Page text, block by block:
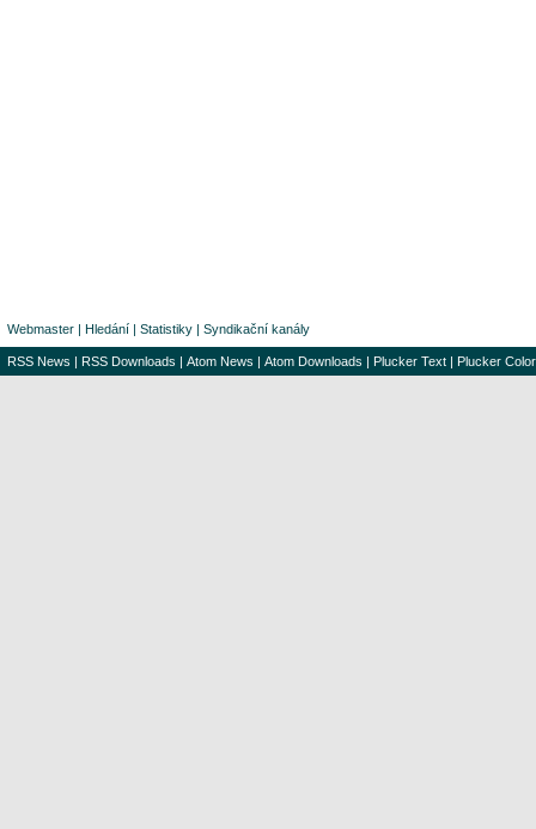
Webmaster | Hledání | Statistiky | Syndikační kanály
RSS News | RSS Downloads | Atom News | Atom Downloads | Plucker Text | Plucker Color